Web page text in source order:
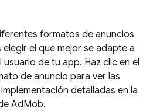
formatos de anuncios
el que mejor se adapte a
usuario de tu app. Haz clic en el
de anuncio para ver las
detalladas en la
AdMob.